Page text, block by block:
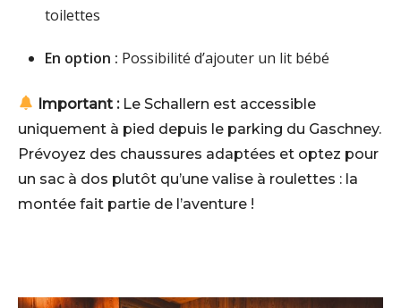
toilettes
En option : Possibilité d’ajouter un lit bébé
Important :Le Schallern est accessible
uniquement à pied depuis le parking du Gaschney.
Prévoyez des chaussures adaptées et optez pour
un sac à dos plutôt qu’une valise à roulettes : la
montée fait partie de l’aventure !